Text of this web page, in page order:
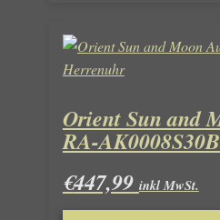
Orient Sun and
RA-
€447,99 inkl MwSt.